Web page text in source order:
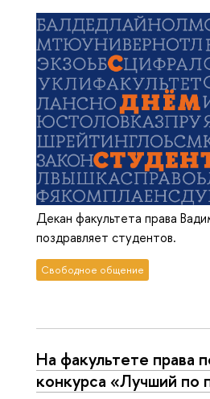
Декан факультета права
поздравляет студентов.
Свободное общение
На факультете права
конкурса «Лучший по